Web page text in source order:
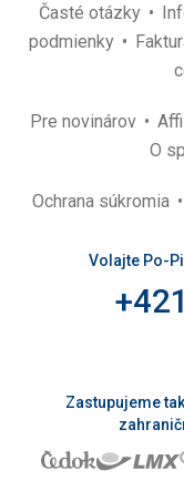
Časté otázky
podmienky
Pre novinárov
O
Ochrana súkromia
Volajte Po-
Zastupujeme